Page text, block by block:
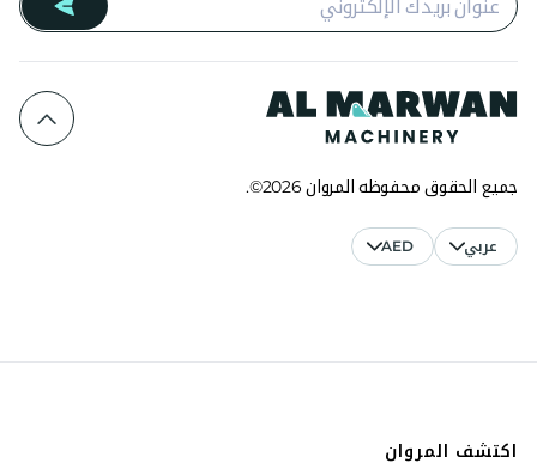
جميع الحقوق محفوظه المروان 2026©.
عربي AED
اكتشف المروان